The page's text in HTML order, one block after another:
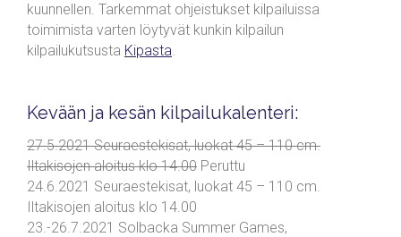
kuunnellen. Tarkemmat ohjeistukset kilpailuissa
toimimista varten löytyvät kunkin kilpailun
kilpailukutsusta Kipasta.
Kevään ja kesän kilpailukalenteri:
27.5.2021 Seuraestekisat, luokat 45 – 110 cm.
Iltakisojen aloitus klo 14.00 Peruttu
24.6.2021 Seuraestekisat, luokat 45 – 110 cm.
Iltakisojen aloitus klo 14.00
23.-26.7.2021 Solbacka Summer Games,